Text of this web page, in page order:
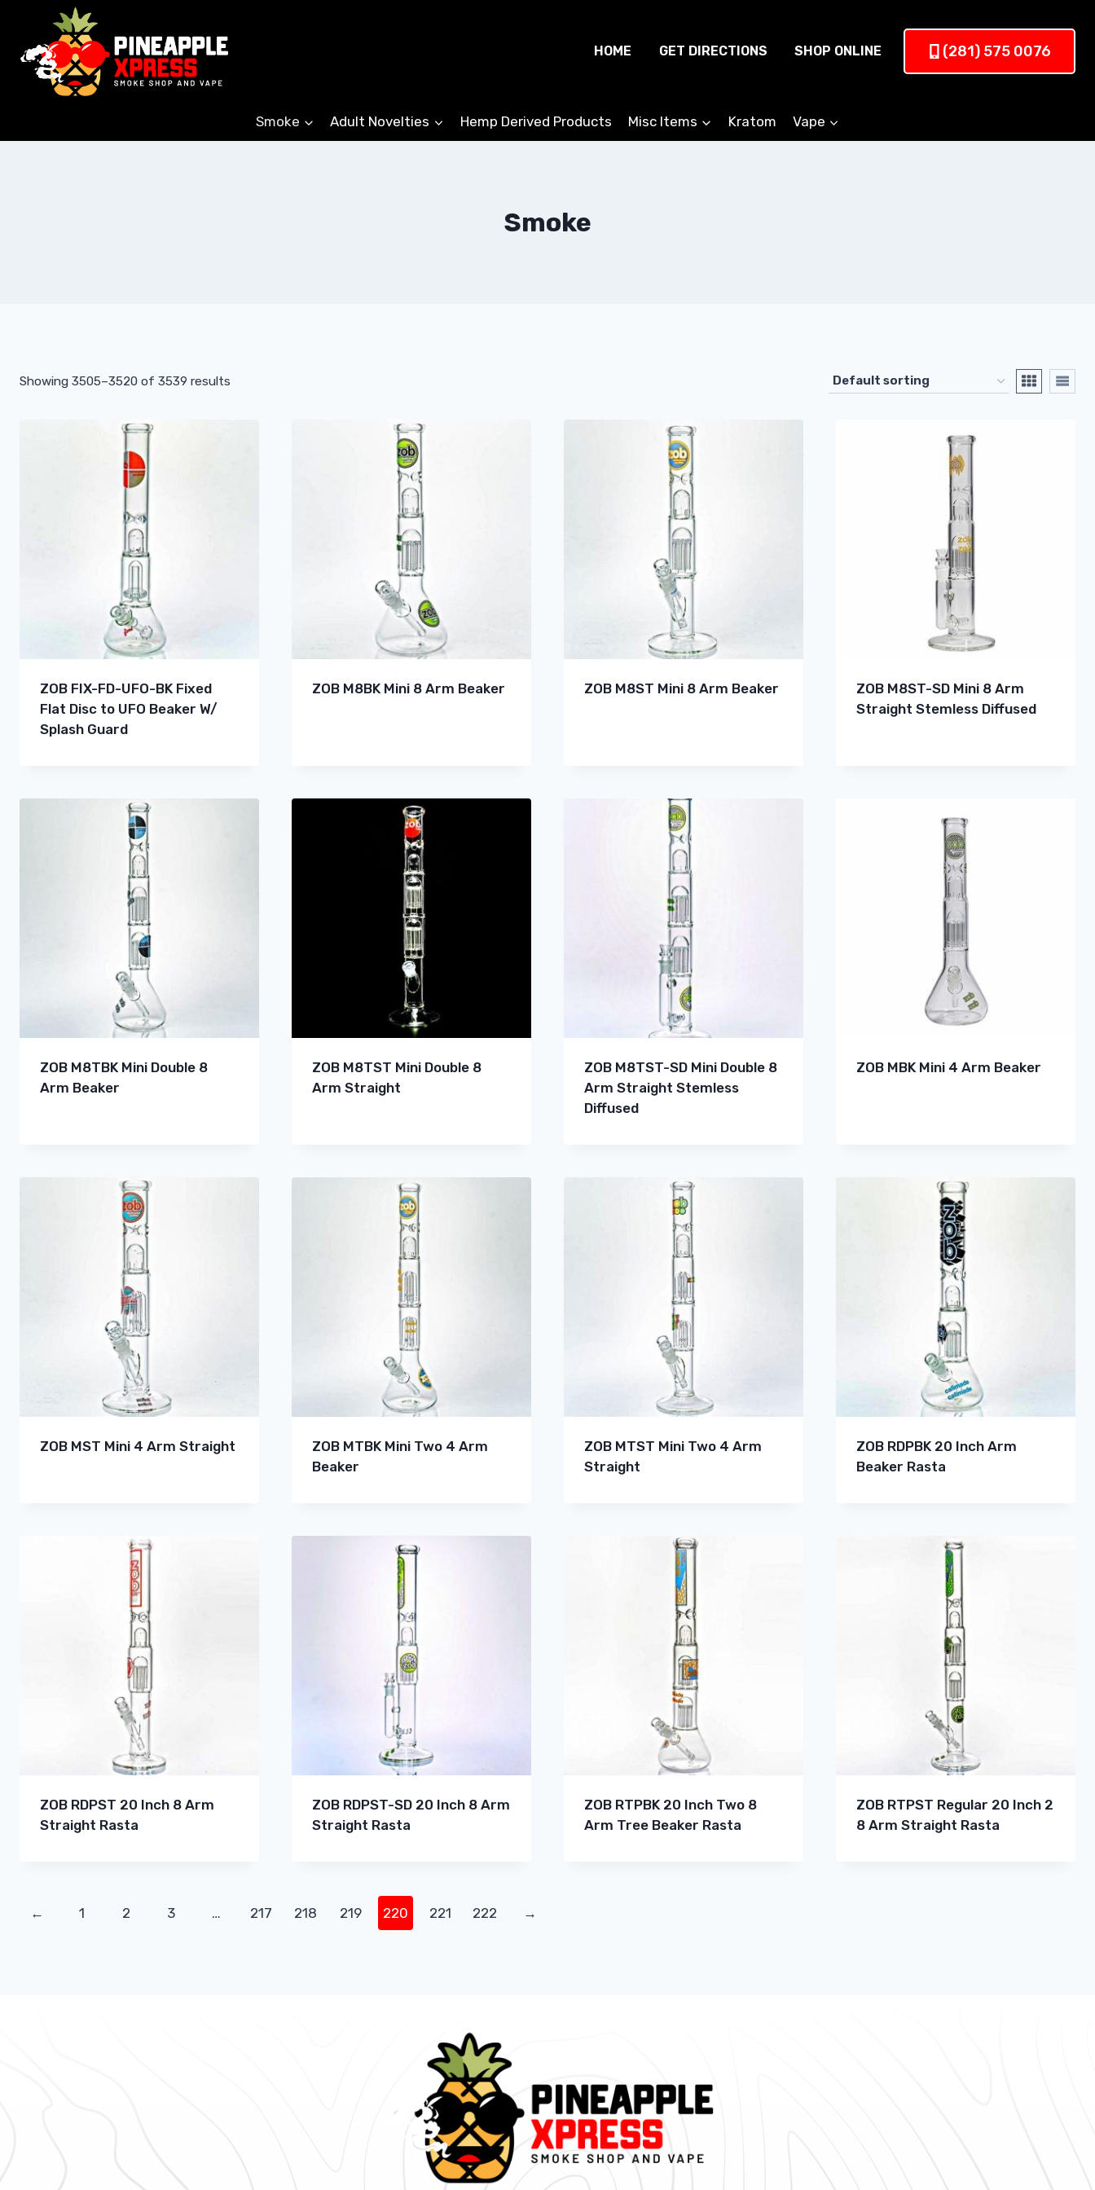
content
HOME GET DIRECTIONS SHOP ONLINE (281) 575 0076
Smoke Adult Novelties Hemp Derived Products Misc Items Kratom Vape
Smoke
Showing 3505–3520 of 3539 results
ZOB FIX-FD-UFO-BK Fixed
Flat Disc to UFO Beaker W/
Splash Guard
ZOB M8BK Mini 8 Arm Beaker ZOB M8ST Mini 8 Arm Beaker
ZOB M8ST-SD Mini 8 Arm
Straight Stemless Diffused
ZOB M8TBK Mini Double 8
Arm Beaker
ZOB M8TST Mini Double 8
Arm Straight
ZOB M8TST-SD Mini Double 8
Arm Straight Stemless
Diffused
ZOB MBK Mini 4 Arm Beaker
ZOB MST Mini 4 Arm Straight
ZOB MTBK Mini Two 4 Arm
Beaker
ZOB MTST Mini Two 4 Arm
Straight
ZOB RDPBK 20 Inch Arm
Beaker Rasta
ZOB RDPST 20 Inch 8 Arm
Straight Rasta
ZOB RDPST-SD 20 Inch 8 Arm
Straight Rasta
ZOB RTPBK 20 Inch Two 8
Arm Tree Beaker Rasta
ZOB RTPST Regular 20 Inch 2
8 Arm Straight Rasta
← 1 2 3 … 217 218 219 220 221 222 →